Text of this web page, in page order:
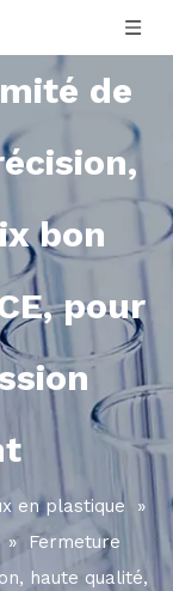
de
bon
pour
en plastique
»
»
Fermeture
haute qualité,